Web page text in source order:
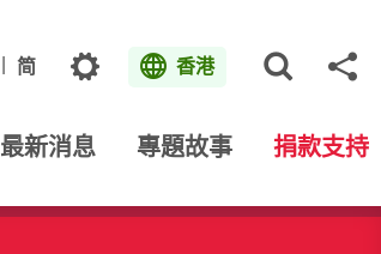
简 主題 香港
最新消息 專題故事 捐款支持